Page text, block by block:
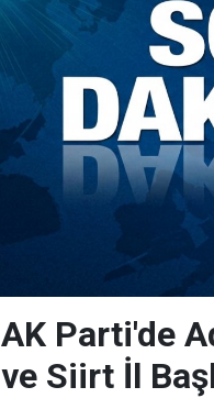
AK Parti'de
ve Siirt İl